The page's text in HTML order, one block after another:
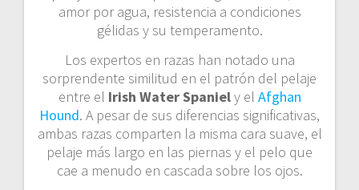
amor por agua, resistencia a condiciones
gélidas y su temperamento.
Los expertos en razas han notado una
sorprendente similitud en el patrón del pelaje
entre el Irish Water Spaniely el Afghan
Hound. A pesar de sus diferencias significativas,
ambas razas comparten la misma cara suave, el
pelaje más largo en las piernas y el pelo que
cae a menudo en cascada sobre los ojos.